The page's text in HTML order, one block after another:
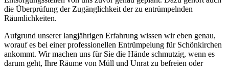
die Überprüfung der Zugänglichkeit der zu entrümpelnden
Räumlichkeiten.
Aufgrund unserer langjährigen Erfahrung wissen wir eben genau,
worauf es bei einer professionellen Entrümpelung für Schönkirchen
ankommt. Wir machen uns für Sie die Hände schmutzig, wenn es
darum geht, Ihre Räume von Müll und Unrat zu befreien oder